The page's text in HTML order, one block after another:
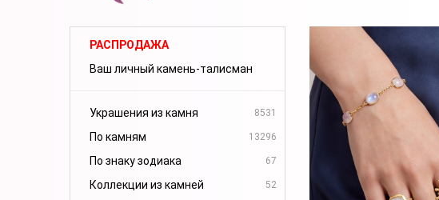
РАСПРОДАЖА
Ваш личный камень-талисман
Украшения из камня 8531
По камням 13296
По знаку зодиака 67
Коллекции из камней 52